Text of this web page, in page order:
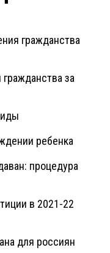
гражданства
за
ребенка
процедура
в 2021-22
для россиян